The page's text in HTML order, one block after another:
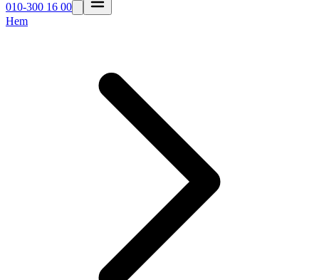
010-300 16 00
Hem